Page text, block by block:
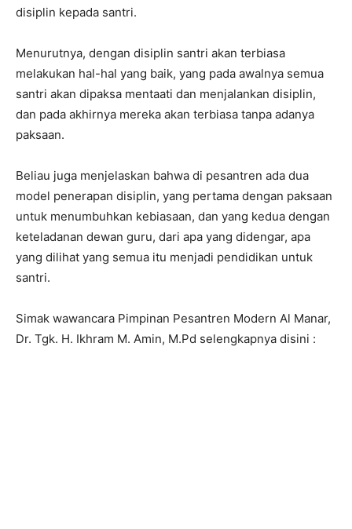
disiplin kepada santri.
Menurutnya, dengan disiplin santri akan terbiasa
melakukan hal-hal yang baik, yang pada awalnya semua
santri akan dipaksa mentaati dan menjalankan disiplin,
dan pada akhirnya mereka akan terbiasa tanpa adanya
paksaan.
Beliau juga menjelaskan bahwa di pesantren ada dua
model penerapan disiplin, yang pertama dengan paksaan
untuk menumbuhkan kebiasaan, dan yang kedua dengan
keteladanan dewan guru, dari apa yang didengar, apa
yang dilihat yang semua itu menjadi pendidikan untuk
santri.
Simak wawancara Pimpinan Pesantren Modern Al Manar,
Dr. Tgk. H. Ikhram M. Amin, M.Pd selengkapnya disini :